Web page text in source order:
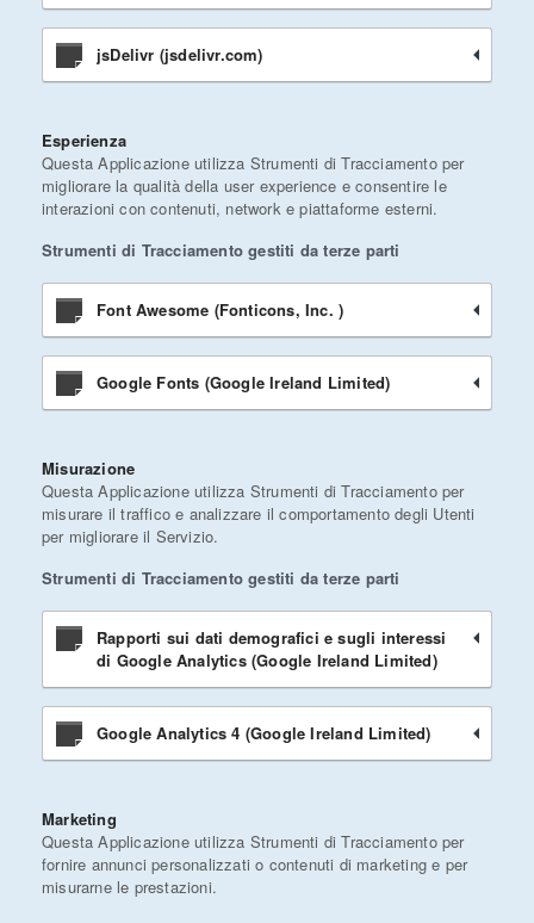
jsDelivr (jsdelivr.com)
Esperienza
Questa Applicazione utilizza Strumenti di Tracciamento per
migliorare la qualità della user experience e consentire le
interazioni con contenuti, network e piattaforme esterni.
Strumenti di Tracciamento gestiti da terze parti
Font Awesome (Fonticons, Inc. )
Google Fonts (Google Ireland Limited)
Misurazione
Questa Applicazione utilizza Strumenti di Tracciamento per
misurare il traffico e analizzare il comportamento degli Utenti
per migliorare il Servizio.
Strumenti di Tracciamento gestiti da terze parti
Rapporti sui dati demografici e sugli interessi
di Google Analytics (Google Ireland Limited)
Google Analytics 4 (Google Ireland Limited)
Marketing
Questa Applicazione utilizza Strumenti di Tracciamento per
fornire annunci personalizzati o contenuti di marketing e per
misurarne le prestazioni.